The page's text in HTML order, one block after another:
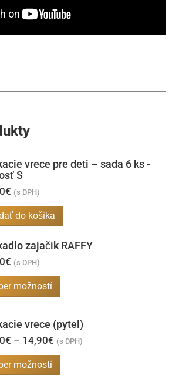
vrece pre deti – sada 6 ks -
S
€ (s DPH)
do košíka
zajačik RAFFY
€ (s DPH)
možností
produkt
viacero
variantov.
vrece (pytel)
€ – 14,90€ Price
range:
12,00€
14,90€
(s DPH)
možností
produkt